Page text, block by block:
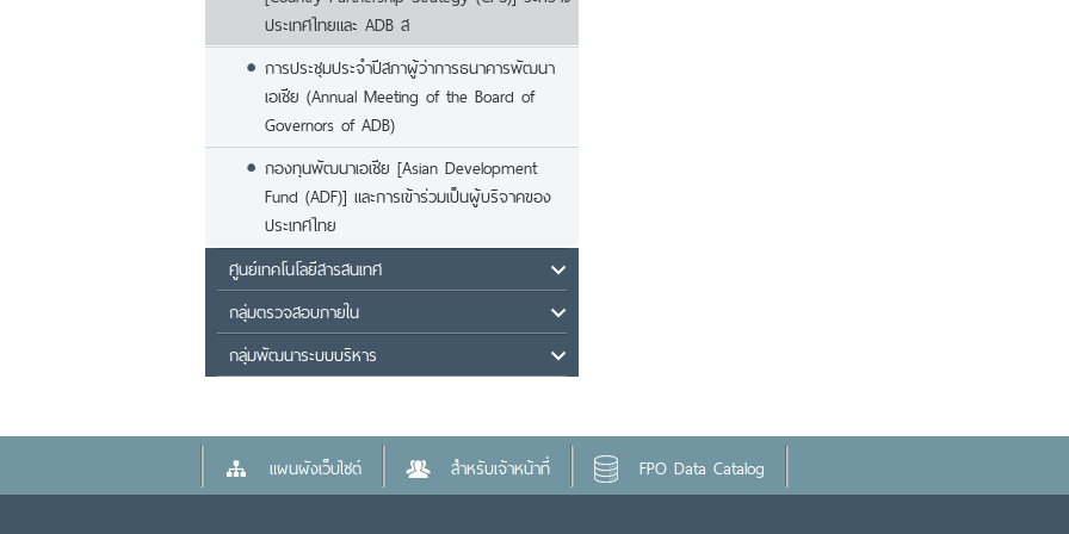
ประเทศไทยและ ADB ส
การประชุมประจำปีสภาผู้ว่าการธนาคารพัฒนา
เอเชีย (Annual Meeting of the Board of
Governors of ADB)
กองทุนพัฒนาเอเชีย [Asian Development
Fund (ADF)] และการเข้าร่วมเป็นผู้บริจาคของ
ประเทศไทย
ศูนย์เทคโนโลยีสารสนเทศ
กลุ่มตรวจสอบภายใน
กลุ่มพัฒนาระบบบริหาร
แผนผังเว็บไซต์ สำหรับเจ้าหน้าที่ FPO Data Catalog